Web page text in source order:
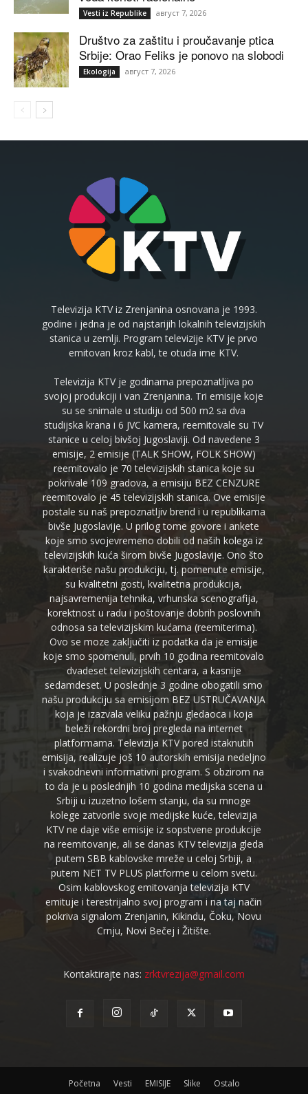
Vesti iz Republike август 7, 2026
Društvo za zaštitu i proučavanje ptica
Srbije: Orao Feliks je ponovo na slobodi
Ekologija август 7, 2026
Televizija KTV iz Zrenjanina osnovana je 1993.
godine i jedna je od najstarijih lokalnih televizijskih
stanica u zemlji. Program televizije KTV je prvo
emitovan kroz kabl, te otuda ime KTV.
Televizija KTV je godinama prepoznatljiva po
svojoj produkciji i van Zrenjanina. Tri emisije koje
su se snimale u studiju od 500 m2 sa dva
studijska krana i 6 JVC kamera, reemitovale su TV
stanice u celoj bivšoj Jugoslaviji. Od navedene 3
emisije, 2 emisije (TALK SHOW, FOLK SHOW)
reemitovalo je 70 televizijskih stanica koje su
pokrivale 109 gradova, a emisiju BEZ CENZURE
reemitovalo je 45 televizijskih stanica. Ove emisije
postale su naš prepoznatljiv brend i u republikama
bivše Jugoslavije. U prilog tome govore i ankete
koje smo svojevremeno dobili od naših kolega iz
televizijskih kuća širom bivše Jugoslavije. Ono što
karakteriše našu produkciju, tj. pomenute emisije,
su kvalitetni gosti, kvalitetna produkcija,
najsavremenija tehnika, vrhunska scenografija,
korektnost u radu i poštovanje dobrih poslovnih
odnosa sa televizijskim kućama (reemiterima).
Ovo se moze zaključiti iz podatka da je emisije
koje smo spomenuli, prvih 10 godina reemitovalo
dvadeset televizijskih centara, a kasnije
sedamdeset. U poslednje 3 godine obogatili smo
našu produkciju sa emisijom BEZ USTRUČAVANJA
koja je izazvala veliku pažnju gledaoca i koja
beleži rekordni broj pregleda na internet
platformama. Televizija KTV pored istaknutih
emisija, realizuje još 10 autorskih emisija nedeljno
i svakodnevni informativni program. S obzirom na
to da je u poslednjih 10 godina medijska scena u
Srbiji u izuzetno lošem stanju, da su mnoge
kolege zatvorile svoje medijske kuće, televizija
KTV ne daje više emisije iz sopstvene produkcije
na reemitovanje, ali se danas KTV televizija gleda
putem SBB kablovske mreže u celoj Srbiji, a
putem NET TV PLUS platforme u celom svetu.
Osim kablovskog emitovanja televizija KTV
emituje i terestrijalno svoj program i na taj način
pokriva signalom Zrenjanin, Kikindu, Čoku, Novu
Crnju, Novi Bečej i Žitište.
Kontaktirajte nas: zrktvrezija@gmail.com
Početna Vesti EMISIJE Slike Ostalo